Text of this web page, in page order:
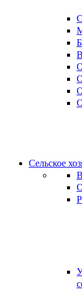
Сельское